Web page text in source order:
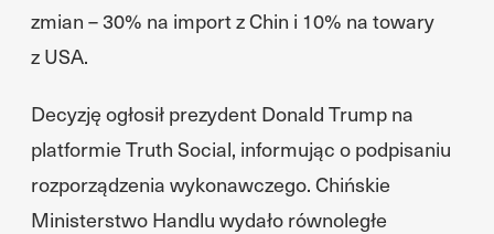
zmian – 30% na import z Chin i 10% na towary
z USA.
Decyzję ogłosił prezydent Donald Trump na
platformie Truth Social, informując o podpisaniu
rozporządzenia wykonawczego. Chińskie
Ministerstwo Handlu wydało równoległe